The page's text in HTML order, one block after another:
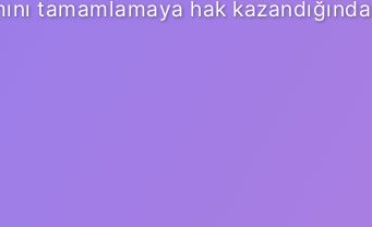
tamamlamaya hak kazandığında